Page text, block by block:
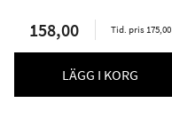
158,00 Tid. pris 175,00
LÄGG I KORG